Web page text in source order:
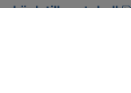
Länk till protokoll